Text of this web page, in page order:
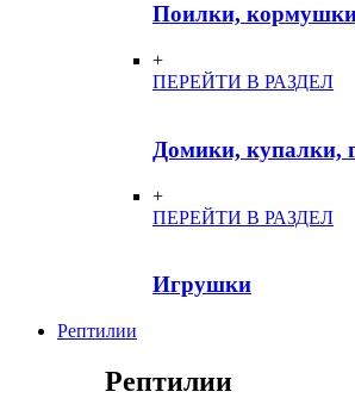
Поилки,
+
ПЕРЕЙТИ В РАЗДЕЛ
Домики, купалки,
+
ПЕРЕЙТИ В РАЗДЕЛ
Игрушки
Рептилии
Рептилии